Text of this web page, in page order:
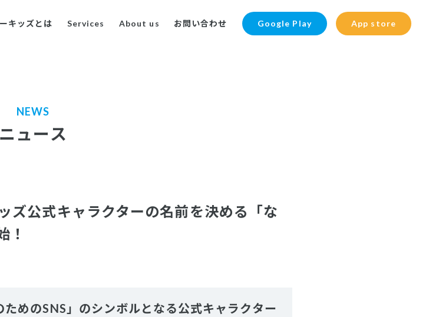
キッズとは Services About us お問い合わせ Google Play App store
NEWS
ニュース
ズ公式キャラクターの名前を決める「な
！
ためのSNS」のシンボルとなる公式キャラクター